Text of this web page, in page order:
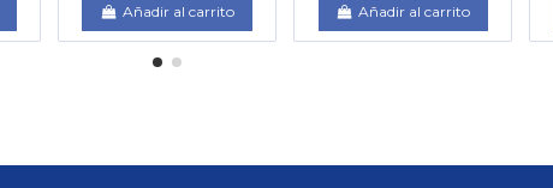
Añadir al carrito Añadir al carrito